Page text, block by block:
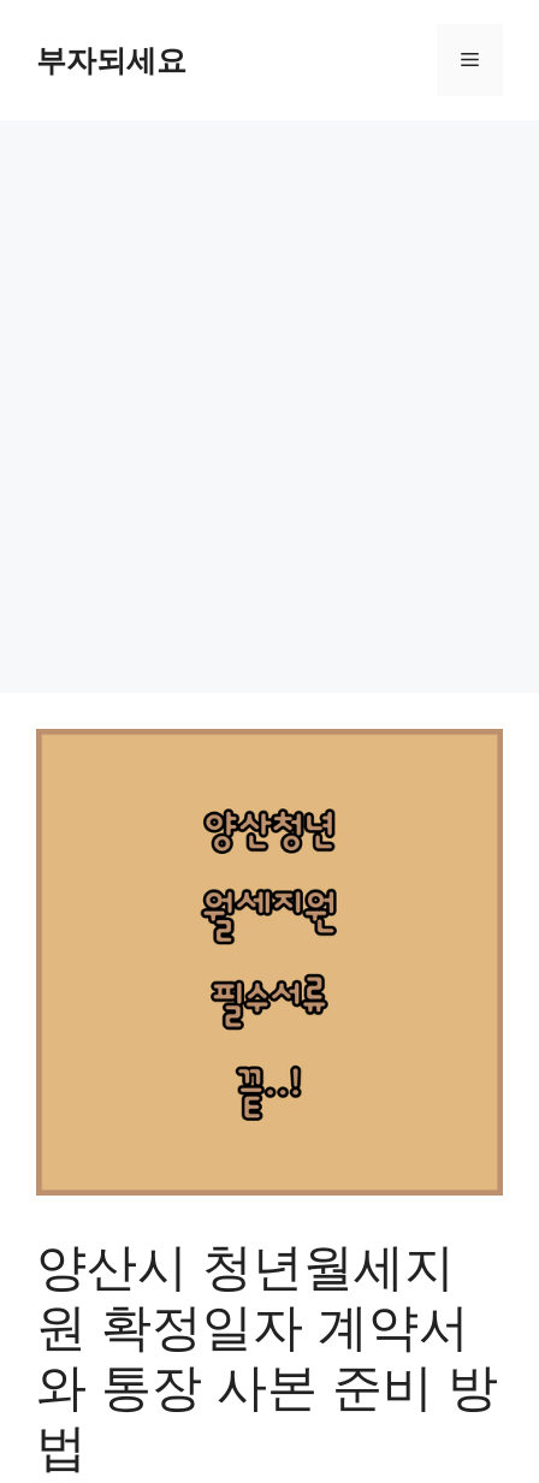
부자되세요 메
양산시 청년월세지
원 확정일자 계약서
와 통장 사본 준비 방
법